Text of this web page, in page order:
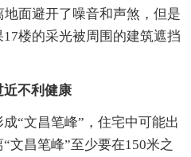
面避开了噪音和声煞，但是
楼的采光被周围的建筑遮挡
近不利健康
“文昌笔峰”，住宅中可能出
文昌笔峰”至少要在150米之